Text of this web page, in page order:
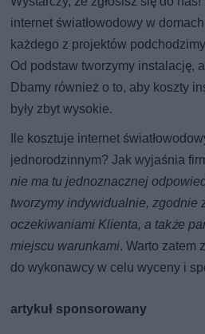
internet światłowodowy w
każdego z projektów
Od podstaw tworzymy instalację,
Dbamy również o to, aby koszty
były zbyt wysokie.
Ile kosztuje internet
jednorodzinnym? Jak wyjaśnia
nie ma tu jednoznacznej
tworzymy indywidualnie, zgodnie
oczekiwaniami Klienta, a także
miejscu warunkami. Warto zatem
do wykonawcy w celu wyceny i
artykuł sponsorowany